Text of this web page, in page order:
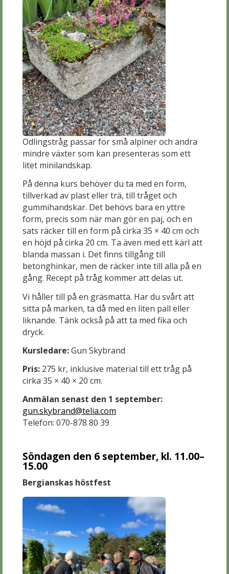
Odlingstråg passar för små alpiner och andra
mindre växter som kan presenteras som ett
litet minilandskap.
På denna kurs behöver du ta med en form,
tillverkad av plast eller trä, till tråget och
gummihandskar. Det behövs bara en yttre
form, precis som när man gör en paj, och en
sats räcker till en form på cirka 35 × 40 cm och
en höjd på cirka 20 cm. Ta även med ett kärl att
blanda massan i. Det finns tillgång till
betonghinkar, men de räcker inte till alla på en
gång. Recept på tråg kommer att delas ut.
Vi håller till på en gräsmatta. Har du svårt att
sitta på marken, ta då med en liten pall eller
liknande. Tänk också på att ta med fika och
dryck.
Kursledare:Gun Skybrand
Pris: 275 kr, inklusive material till ett tråg på
cirka 35 × 40 × 20 cm.
Anmälan senast den 1 september:
gun.skybrand@telia.com
Telefon: 070-878 80 39
Söndagen den 6 september, kl. 11.00–
15.00
Bergianskas höstfest